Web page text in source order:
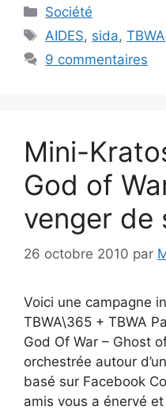
Catégories
Société
Étiquettes
AIDES, sida,TBWA
9 commentaires
Mini-
God of
venger de
26 octobre 2010 par
Voici une campagne
TBWA\365 + TBWA
God Of War – Ghost
orchestrée autour
basé sur Facebook
amis vous a énervé